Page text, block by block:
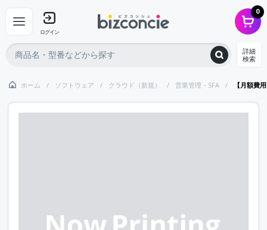
ログイン
0
詳細
検索
ホーム ソフトウェア クラウド（新規） 営業管理・SFA 【月額費